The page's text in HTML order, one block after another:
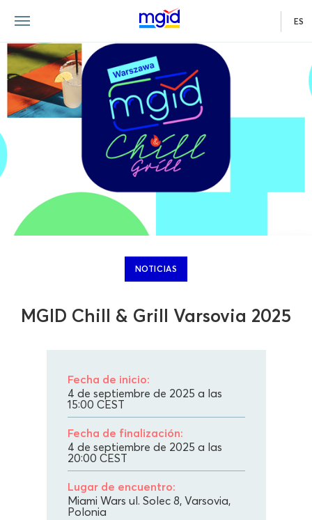
ES
MGID Chill & Grill Varsovia 2025
Fecha de inicio:
4 de septiembre de 2025 a las
15:00 CEST
Fecha de finalización:
4 de septiembre de 2025 a las
20:00 CEST
Lugar de encuentro:
Miami Wars ul. Solec 8, Varsovia,
Polonia
NOTICIAS